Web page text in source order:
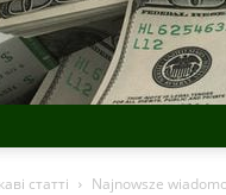
статті Najnowsze